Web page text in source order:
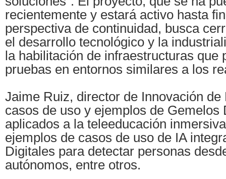
recientemente y estará activo hasta
perspectiva de continuidad, busca
el desarrollo tecnológico y la
la habilitación de infraestructuras que
pruebas en entornos similares a los
Jaime Ruiz, director de Innovación
casos de uso y ejemplos de Gemelos
aplicados a la teleeducación
ejemplos de casos de uso de IA
Digitales para detectar personas
autónomos, entre otros.